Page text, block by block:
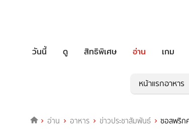
วันนี้ ดู สิทธิพิเศษ อ่าน เกม
หน้าแรกอาหาร
อ่าน อาหาร ข่าวประชาสัมพันธ์ ซอสพริก